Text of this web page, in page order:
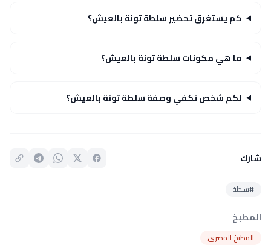
كم يستغرق تحضير سلطة تونة بالعيش؟
ما هي مكونات سلطة تونة بالعيش؟
لكم شخص تكفي وصفة سلطة تونة بالعيش؟
شارك
#سلطة
المطبخ
المطبخ المصري